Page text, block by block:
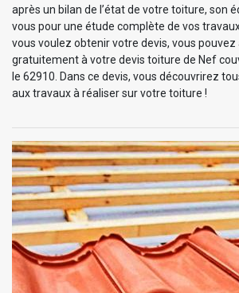
après un bilan de l’état de votre toiture, son
vous pour une étude complète de vos
vous voulez obtenir votre devis, vous pouvez
gratuitement à votre devis toiture de Nef
le 62910. Dans ce devis, vous découvrirez
aux travaux à réaliser sur votre toiture !